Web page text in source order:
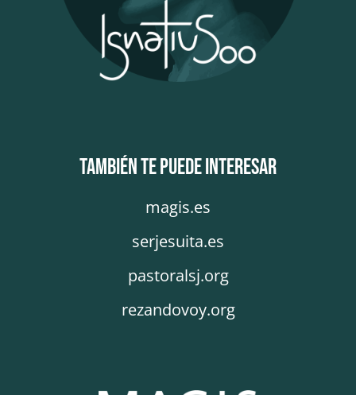
También te puede interesar
magis.es
serjesuita.es
pastoralsj.org
rezandovoy.org